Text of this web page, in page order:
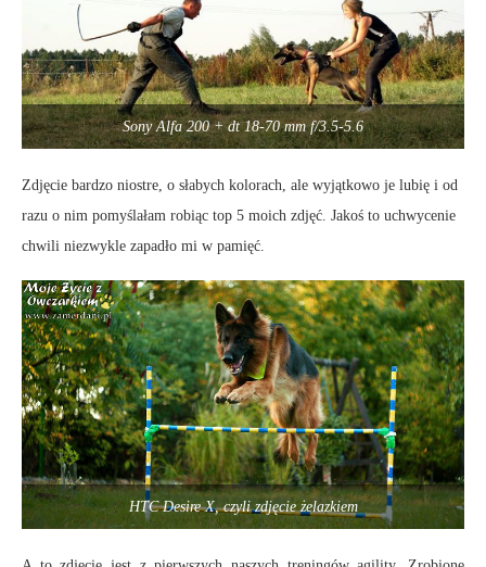
Sony Alfa 200 + dt 18-70 mm f/3.5-5.6
Zdjęcie bardzo niostre, o słabych kolorach, ale wyjątkowo je lubię i od
razu o nim pomyślałam robiąc top 5 moich zdjęć. Jakoś to uchwycenie
chwili niezwykle zapadło mi w pamięć.
HTC Desire X, czyli zdjęcie żelazkiem